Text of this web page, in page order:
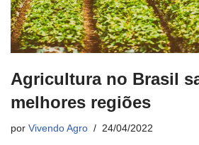
Agricultura no Brasil
melhores regiões
por Vivendo Agro 24/04/2022